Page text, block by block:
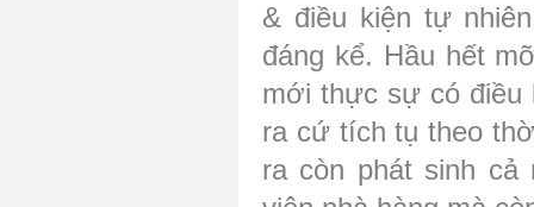
& điều kiện tự
đáng kể. Hầu hết
mới thực sự có điều
ra cứ tích tụ theo
ra còn phát sinh cả